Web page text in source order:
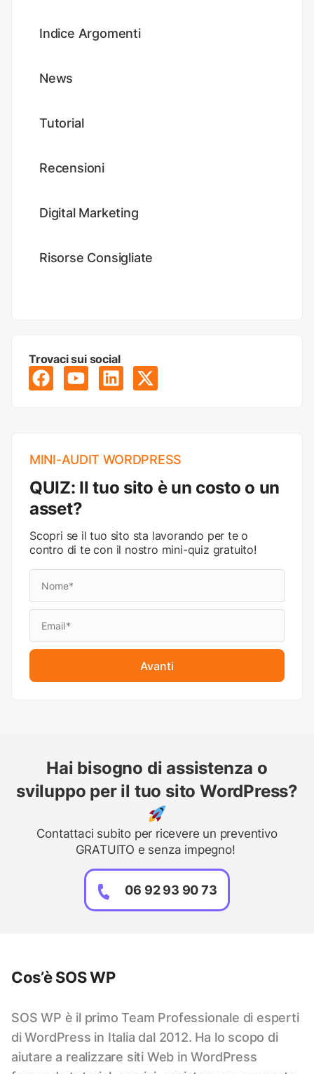
Indice Argomenti
News
Tutorial
Recensioni
Digital Marketing
Risorse Consigliate
Trovaci sui social
MINI-AUDIT WORDPRESS
QUIZ: Il tuo sito è un costo o un
asset?
Scopri se il tuo sito sta lavorando per te o
contro di te con il nostro mini-quiz gratuito!
Avanti
Hai bisogno di assistenza o
sviluppo per il tuo sito WordPress?
Contattaci subito per ricevere un preventivo
GRATUITO e senza impegno!
06 92 93 90 73
Cos’è SOS WP
SOS WP è il primo Team Professionale di esperti
di WordPress in Italia dal 2012. Ha lo scopo di
aiutare a realizzare siti Web in WordPress